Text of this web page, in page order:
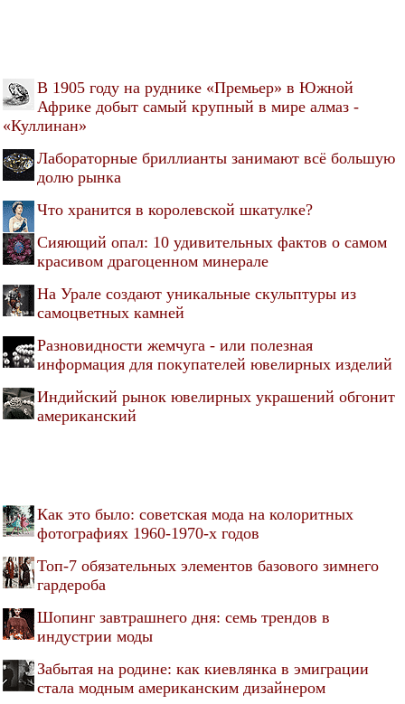
В 1905 году на руднике «Премьер» в Южной
Африке добыт самый крупный в мире алмаз -
«Куллинан»
Лабораторные бриллианты занимают всё большую
долю рынка
Что хранится в королевской шкатулке?
Сияющий опал: 10 удивительных фактов о самом
красивом драгоценном минерале
На Урале создают уникальные скульптуры из
самоцветных камней
Разновидности жемчуга - или полезная
информация для покупателей ювелирных изделий
Индийский рынок ювелирных украшений обгонит
американский
Как это было: советская мода на колоритных
фотографиях 1960-1970-х годов
Топ-7 обязательных элементов базового зимнего
гардероба
Шопинг завтрашнего дня: семь трендов в
индустрии моды
Забытая на родине: как киевлянка в эмиграции
стала модным американским дизайнером